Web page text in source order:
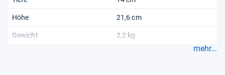
Höhe 21,6 cm
Gewicht 2,2 kg
mehr...